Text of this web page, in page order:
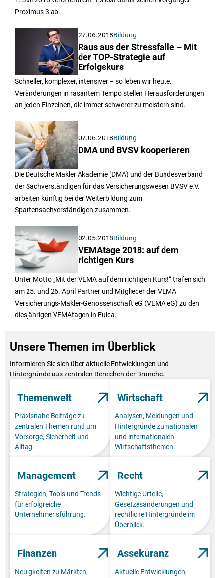
Proximus 3 ab.
27.06.2018Bildung
Raus aus der Stressfalle – Mit
der TOP-Strategie auf
Erfolgskurs
Schneller, komplexer, intensiver – so leben wir heute.
Veränderungen in rasantem Tempo stellen Herausforderungen
an jeden Einzelnen, die immer schwerer zu meistern sind.
07.06.2018Bildung
DMA und BVSV kooperieren
Die Deutsche Makler Akademie (DMA) und der Bundesverband
der Sachverständigen für das Versicherungswesen BVSV e.V.
arbeiten künftig bei der Weiterbildung zum
Spartensachverständigen zusammen.
02.05.2018Bildung
VEMAtage 2018: auf dem
richtigen Kurs
Unter Motto „Mit der VEMA auf dem richtigen Kurs!“ trafen sich
am 25. und 26. April Partner und Mitglieder der VEMA
Versicherungs-Makler-Genossenschaft eG (VEMA eG) zu den
diesjährigen VEMAtagen in Fulda.
Unsere Themen im Überblick
Informieren Sie sich über aktuelle Entwicklungen und
Hintergründe aus zentralen Bereichen der Branche.
Themenwelt
Praxisnahe Beiträge zu
zentralen Themen rund um
Vorsorge, Sicherheit und
Alltag.
Wirtschaft
Analysen, Meldungen und
Hintergründe zu nationalen
und internationalen
Wirtschaftsthemen.
Management
Strategien, Tools und Trends
für erfolgreiche
Unternehmensführung.
Recht
Wichtige Urteile,
Gesetzesänderungen und
rechtliche Hintergründe im
Überblick.
Finanzen
Neuigkeiten zu Märkten,
Assekuranz
Aktuelle Entwicklungen,